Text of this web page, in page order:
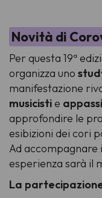
Novità di
Per questa 19ª
organizza uno
manifestazione
musicistie
approfondire le
esibizioni dei cori
Ad
esperienza sarà il
La